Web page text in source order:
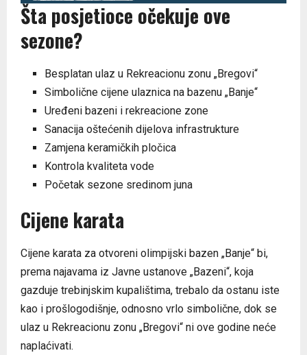
Šta posjetioce očekuje ove
sezone?
Besplatan ulaz u Rekreacionu zonu „Bregovi“
Simbolične cijene ulaznica na bazenu „Banje“
Uređeni bazeni i rekreacione zone
Sanacija oštećenih dijelova infrastrukture
Zamjena keramičkih pločica
Kontrola kvaliteta vode
Početak sezone sredinom juna
Cijene karata
Cijene karata za otvoreni olimpijski bazen „Banje“ bi,
prema najavama iz Javne ustanove „Bazeni“, koja
gazduje trebinjskim kupalištima, trebalo da ostanu iste
kao i prošlogodišnje, odnosno vrlo simbolične, dok se
ulaz u Rekreacionu zonu „Bregovi“ ni ove godine neće
naplaćivati.